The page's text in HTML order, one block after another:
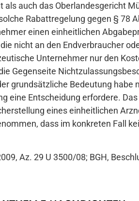
als auch das Oberlandesgericht
Rabattregelung gegen § 78
einen einheitlichen
nicht an den Endverbraucher
Unternehmer nur den
Gegenseite
grundsätzliche Bedeutung habe
eine Entscheidung erfordere.
eines einheitlichen
dass im konkreten Fall
Az. 29 U 3500/08; BGH,